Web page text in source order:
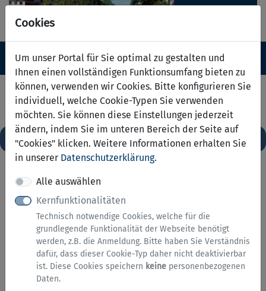
Cookies
Um unser Portal für Sie optimal zu gestalten und
Ihnen einen vollständigen Funktionsumfang bieten zu
können, verwenden wir Cookies. Bitte konfigurieren Sie
individuell, welche Cookie-Typen Sie verwenden
möchten. Sie können diese Einstellungen jederzeit
ändern, indem Sie im unteren Bereich der Seite auf
"Cookies" klicken. Weitere Informationen erhalten Sie
in unserer Datenschutzerklärung.
Alle auswählen
Kernfunktionalitäten
Technisch notwendige Cookies, welche für die
grundlegende Funktionalität der Webseite benötigt
werden, z.B. die Anmeldung. Bitte haben Sie Verständnis
dafür, dass dieser Cookie-Typ daher nicht deaktivierbar
ist. Diese Cookies speichern keine personenbezogenen
Daten.
Navigation ein-/ausblenden
Menü
Serviceübersicht
zurück
Services A bis Z
Aktuelles und Allgemeine